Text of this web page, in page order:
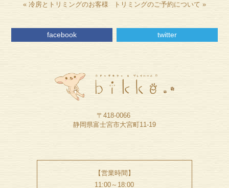
«冷房とトリミングのお客様 トリミングのご予約について »
facebook twitter
〒418-0066
静岡県富士宮市大宮町11-19
【営業時間】
11:00～18:00